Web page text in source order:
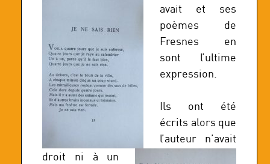
avait et ses
poèmes de
Fresnes en
sont l’ultime
expression.
Ils ont été
écrits alors que
l’auteur n’avait
droit ni à un